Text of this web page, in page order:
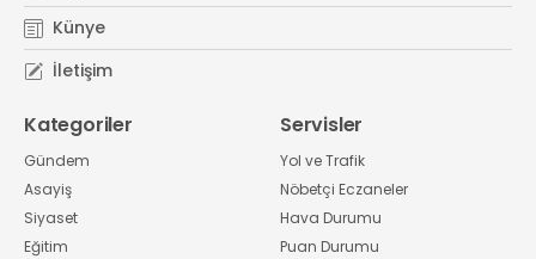
Künye
İletişim
Kategoriler
Gündem
Asayiş
Siyaset
Eğitim
Servisler
Yol ve Trafik
Nöbetçi Eczaneler
Hava Durumu
Puan Durumu